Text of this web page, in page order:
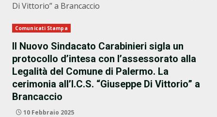
Di Vittorio” a Brancaccio
Comunicati Stampa
Il Nuovo Sindacato Carabinieri sigla un
protocollo d’intesa con l’assessorato alla
Legalità del Comune di Palermo. La
cerimonia all’I.C.S. “Giuseppe Di Vittorio” a
Brancaccio
10 Febbraio 2025